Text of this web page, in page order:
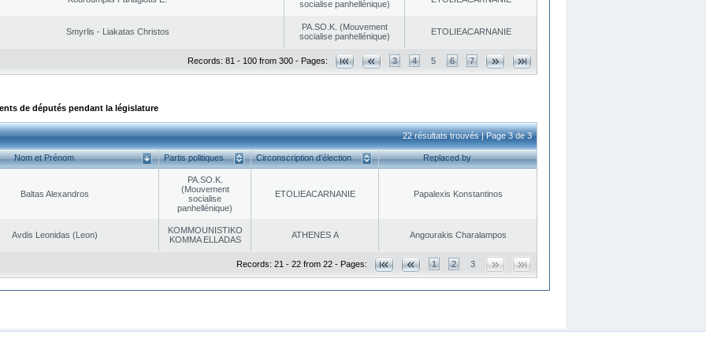
socialise panhellénique)
Smyrlis - Liakatas Christos
PA.SO.K. (Mouvement
socialise panhellénique)
EΤOLIEACARNANIE
Records: 81 - 100 from 300 - Pages: 3 4 5 6 7
de députés pendant la législature
22 résultats trouvés | Page 3 de 3
Nom et Prénom Partis politiques Circonscription d’élection Replaced by
Baltas Alexandros
PA.SO.K.
(Mouvement
socialise
panhellénique)
EΤOLIEACARNANIE Papalexis Konstantinos
Avdis Leonidas (Leon)
KOMMOUNISTIKO
KOMMA ELLADAS
ATHENES Α Angourakis Charalampos
Records: 21 - 22 from 22 - Pages: 1 2 3